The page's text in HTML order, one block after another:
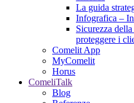
La guida
Infografica –
Sicurezza della
proteggere i
Comelit App
MyComelit
Horus
ComeliTalk
Blog